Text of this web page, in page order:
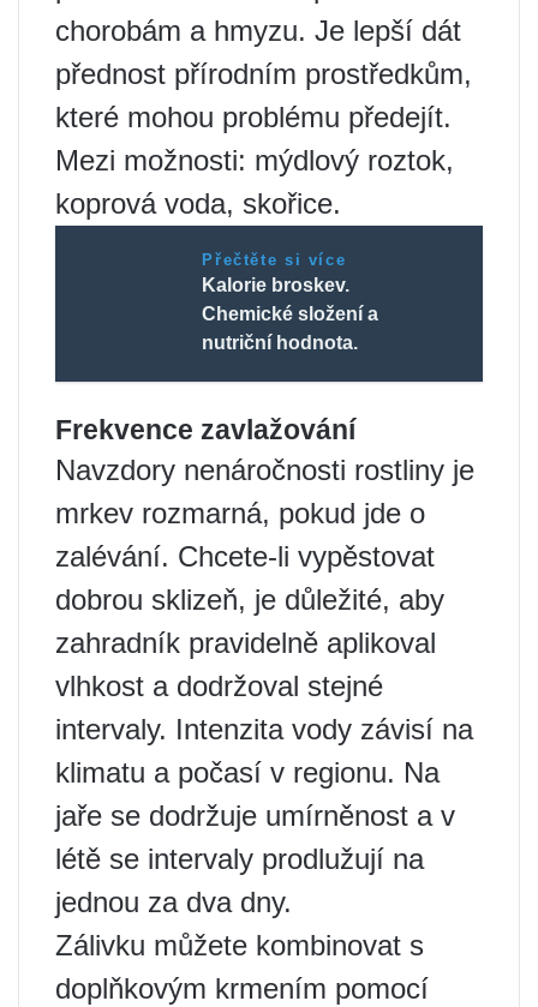
chorobám a hmyzu. Je lepší dát
přednost přírodním prostředkům,
které mohou problému předejít.
Mezi možnosti: mýdlový roztok,
koprová voda, skořice.
Přečtěte si více
Kalorie broskev.
Chemické složení a
nutriční hodnota.
Frekvence zavlažování
Navzdory nenáročnosti rostliny je
mrkev rozmarná, pokud jde o
zalévání. Chcete-li vypěstovat
dobrou sklizeň, je důležité, aby
zahradník pravidelně aplikoval
vlhkost a dodržoval stejné
intervaly. Intenzita vody závisí na
klimatu a počasí v regionu. Na
jaře se dodržuje umírněnost a v
létě se intervaly prodlužují na
jednou za dva dny.
Zálivku můžete kombinovat s
doplňkovým krmením pomocí